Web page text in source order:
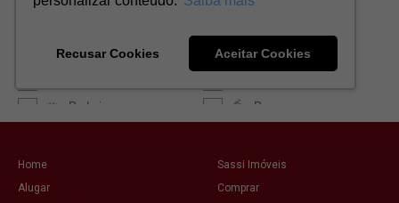
Home
Sassi Imóveis
Alugar
Comprar